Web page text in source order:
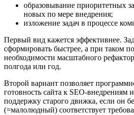
образовывание приоритетных
новых по мере внедрения;
изложение задач в процессе
Первый вид кажется эффективнее.
сформировать быстрее, а при таком
необходимости масштабного
полгода или год.
Второй вариант позволяет
готовность сайта к SEO-внедрениям
поддержку старого движка, если он
(=малолюдный) соответствует